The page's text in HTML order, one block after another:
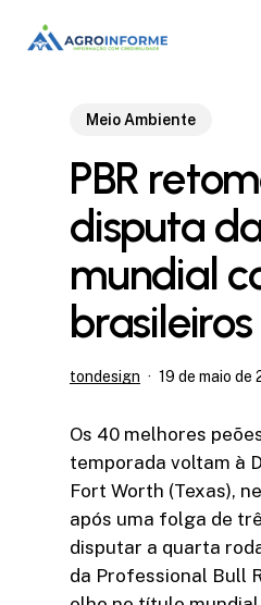
Meio Ambiente
PBR
disputa
mundial
tondesign 19 de maio de
Os 40 melhores
temporada voltam à
Fort Worth (Texas),
após uma folga de
disputar a quarta
da Professional Bull